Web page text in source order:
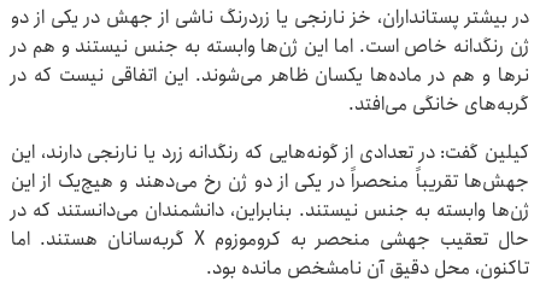
در بیشتر پستانداران، خز نارنجی یا زردرنگ ناشی از جهش در یکی از دو
ژن رنگدانه خاص است. اما این ژن‌ها وابسته به جنس نیستند و هم در
نرها و هم در ماده‌ها یکسان ظاهر می‌شوند. این اتفاقی نیست که در
گربه‌های خانگی می‌افتد.
کیلین گفت: در تعدادی از گونه‌هایی که رنگدانه زرد یا نارنجی دارند، این
جهش‌ها تقریباً منحصراً در یکی از دو ژن رخ می‌دهند و هیچ‌یک از این
ژن‌ها وابسته به جنس نیستند. بنابراین، دانشمندان می‌دانستند که در
حال تعقیب جهشی منحصر به کروموزوم X گربه‌سانان هستند. اما
تاکنون، محل دقیق آن نامشخص مانده بود.